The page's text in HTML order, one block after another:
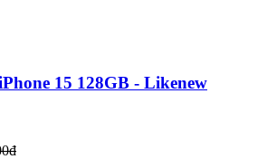
15 128GB - Likenew